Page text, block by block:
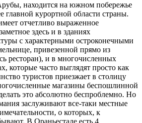
находится на южном побережье
главной курортной области страны.
отчетливо выраженное
здесь и в зданиях
с характерными остроконечными
привезенной прямо из
ресторан), и в многочисленных
которые часто выглядят просто как
туристов приезжает в столицу
магазины беспошлинной
это абсолютно беспроблемно. Но
заслуживают все-таки местные
о которых, к
В Ораньестаде есть 4